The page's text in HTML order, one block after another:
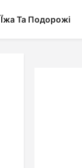
Ї́жа Та Подорожі